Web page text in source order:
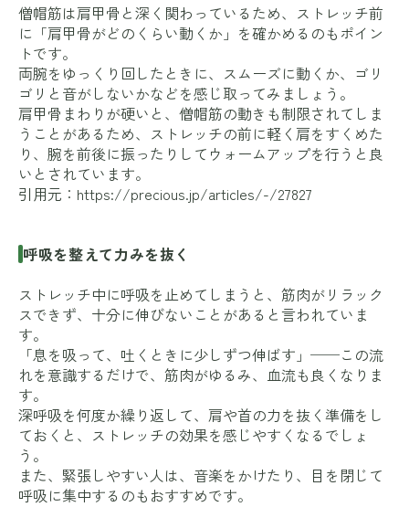
僧帽筋は肩甲骨と深く関わっているため、ストレッチ前
に「肩甲骨がどのくらい動くか」を確かめるのもポイン
トです。
両腕をゆっくり回したときに、スムーズに動くか、ゴリ
ゴリと音がしないかなどを感じ取ってみましょう。
肩甲骨まわりが硬いと、僧帽筋の動きも制限されてしま
うことがあるため、ストレッチの前に軽く肩をすくめた
り、腕を前後に振ったりしてウォームアップを行うと良
いとされています。
引用元： https://precious.jp/articles/-/27827
呼吸を整えて力みを抜く
ストレッチ中に呼吸を止めてしまうと、筋肉がリラック
スできず、十分に伸びないことがあると言われていま
す。
「息を吸って、吐くときに少しずつ伸ばす」──この流
れを意識するだけで、筋肉がゆるみ、血流も良くなりま
す。
深呼吸を何度か繰り返して、肩や首の力を抜く準備をし
ておくと、ストレッチの効果を感じやすくなるでしょ
う。
また、緊張しやすい人は、音楽をかけたり、目を閉じて
呼吸に集中するのもおすすめです。